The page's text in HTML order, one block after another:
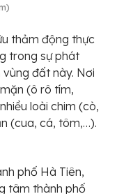
thảm động thực
trong sự phát
vùng đất này. Nơi
(ô rô tím,
loài chim (cò,
(cua, cá, tôm,…).
phố Hà Tiên,
tâm thành phố